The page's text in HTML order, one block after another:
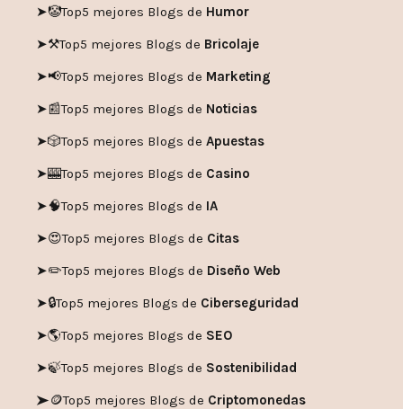
➤🤡Top5 mejores Blogs de Humor
➤⚒️Top5 mejores Blogs de Bricolaje
➤📢Top5 mejores Blogs de Marketing
➤📰Top5 mejores Blogs de Noticias
➤🎲Top5 mejores Blogs de Apuestas
➤🎰Top5 mejores Blogs de Casino
➤🧠Top5 mejores Blogs de IA
➤😍Top5 mejores Blogs de Citas
➤✏️Top5 mejores Blogs de Diseño Web
➤🔒Top5 mejores Blogs de Ciberseguridad
➤🌎Top5 mejores Blogs de SEO
➤🍃Top5 mejores Blogs de Sostenibilidad
➤🪙Top5 mejores Blogs de Criptomonedas